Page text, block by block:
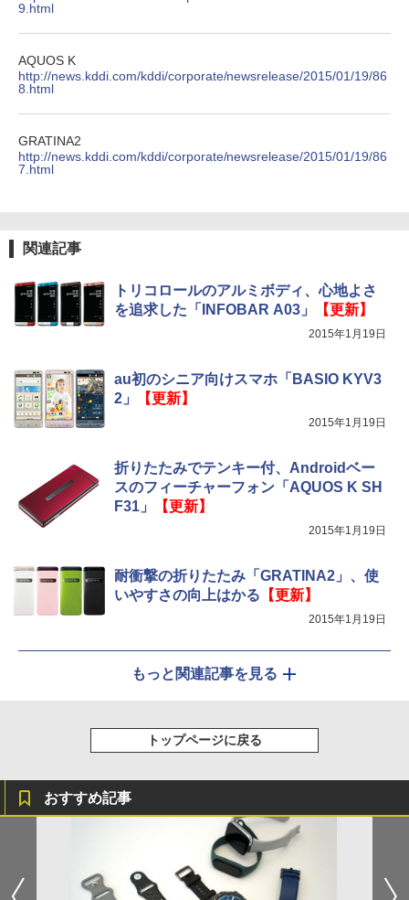
9.html
AQUOS K
http://news.kddi.com/kddi/corporate/newsrelease/2015/01/19/86
8.html
GRATINA2
http://news.kddi.com/kddi/corporate/newsrelease/2015/01/19/86
7.html
関連記事
トリコロールのアルミボディ、心地よさ
を追求した「INFOBAR A03」
【更新】
2015年1月19日
au初のシニア向けスマホ「BASIO KYV3
2」
【更新】
2015年1月19日
折りたたみでテンキー付、Androidベー
スのフィーチャーフォン「AQUOS K SH
F31」
【更新】
2015年1月19日
耐衝撃の折りたたみ「GRATINA2」、使
いやすさの向上はかる 【更新】
2015年1月19日
もっと関連記事を見る
トップページに戻る
おすすめ記事